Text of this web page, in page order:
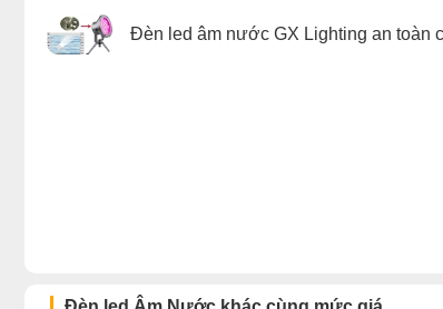
Đèn led âm nước GX Lighting an toàn